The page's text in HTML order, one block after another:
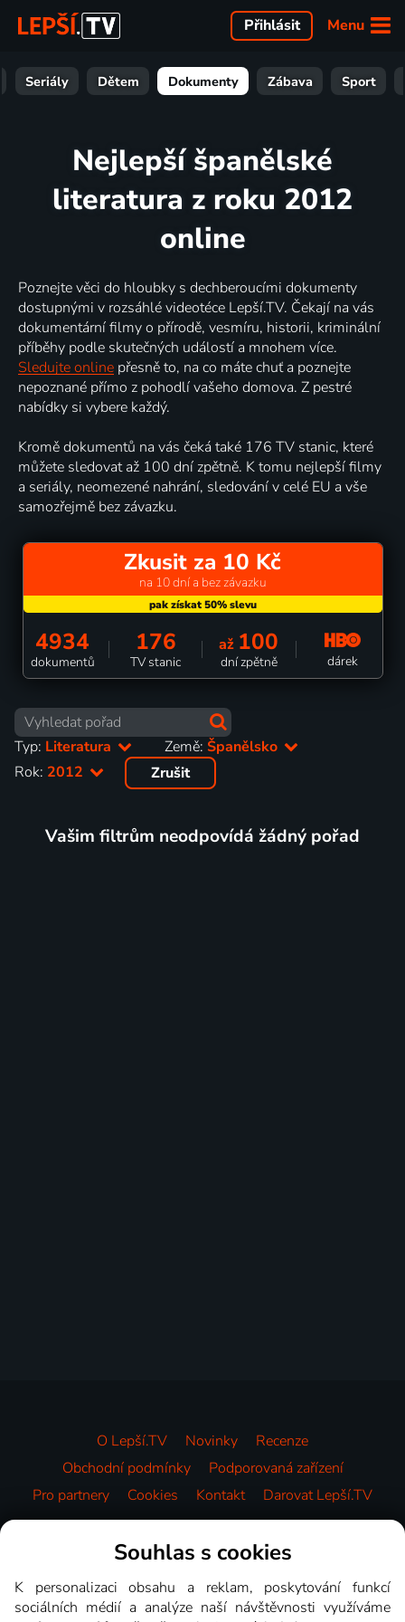
Menu
Přihlásit
Seriály Dětem Dokumenty Zábava Sport
Nejlepší španělské
literatura z roku 2012
online
Poznejte věci do hloubky s dechberoucími dokumenty
dostupnými v rozsáhlé videotéce Lepší.TV. Čekají na vás
dokumentární filmy o přírodě, vesmíru, historii, kriminální
příběhy podle skutečných událostí a mnohem více.
Sledujte online přesně to, na co máte chuť a poznejte
nepoznané přímo z pohodlí vašeho domova. Z pestré
nabídky si vybere každý.
Kromě dokumentů na vás čeká také 176 TV stanic, které
můžete sledovat až 100 dní zpětně. K tomu nejlepší filmy
a seriály, neomezené nahrání, sledování v celé EU a vše
samozřejmě bez závazku.
Zkusit za 10 Kč
na 10 dní a bez závazku
4934
dokumentů
176
TV stanic
až 100
dní zpětně dárek
Typ: Literatura Země:Španělsko
Rok: 2012 Zrušit
Vašim filtrům neodpovídá žádný pořad
O Lepší.TV Novinky
Recenze
Obchodní podmínky
Podporovaná zařízení
Pro partnery
Cookies Kontakt Darovat Lepší.TV
Videotéka
Souhlas s cookies
K personalizaci obsahu a reklam, poskytování funkcí
sociálních médií a analýze naší návštěvnosti využíváme